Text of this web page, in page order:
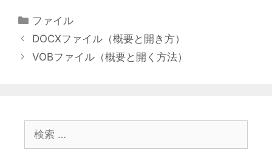
カ
テ
リ
ファイル
DOCXファイル（概要と開き方）
VOBファイル（概要と開く方法）
索: